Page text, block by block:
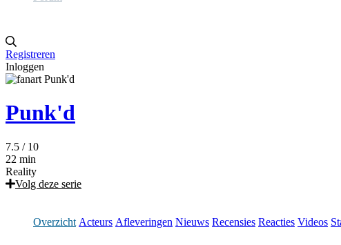
Registreren
Inloggen
Punk'd
7.5 / 10
22 min
Reality
Volg deze serie
Overzicht Acteurs Afleveringen Nieuws Recensies Reacties Videos